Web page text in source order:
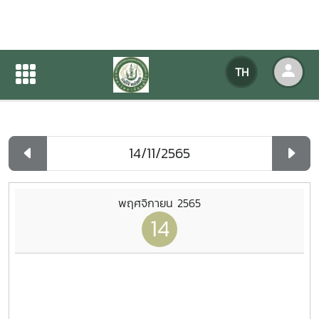
TH
ปฏิทินกิจกรรมของหน่วยงาน
ปฏิทินกิจกรรมของหน่วยงาน
พฤศจิกายน 2565
14